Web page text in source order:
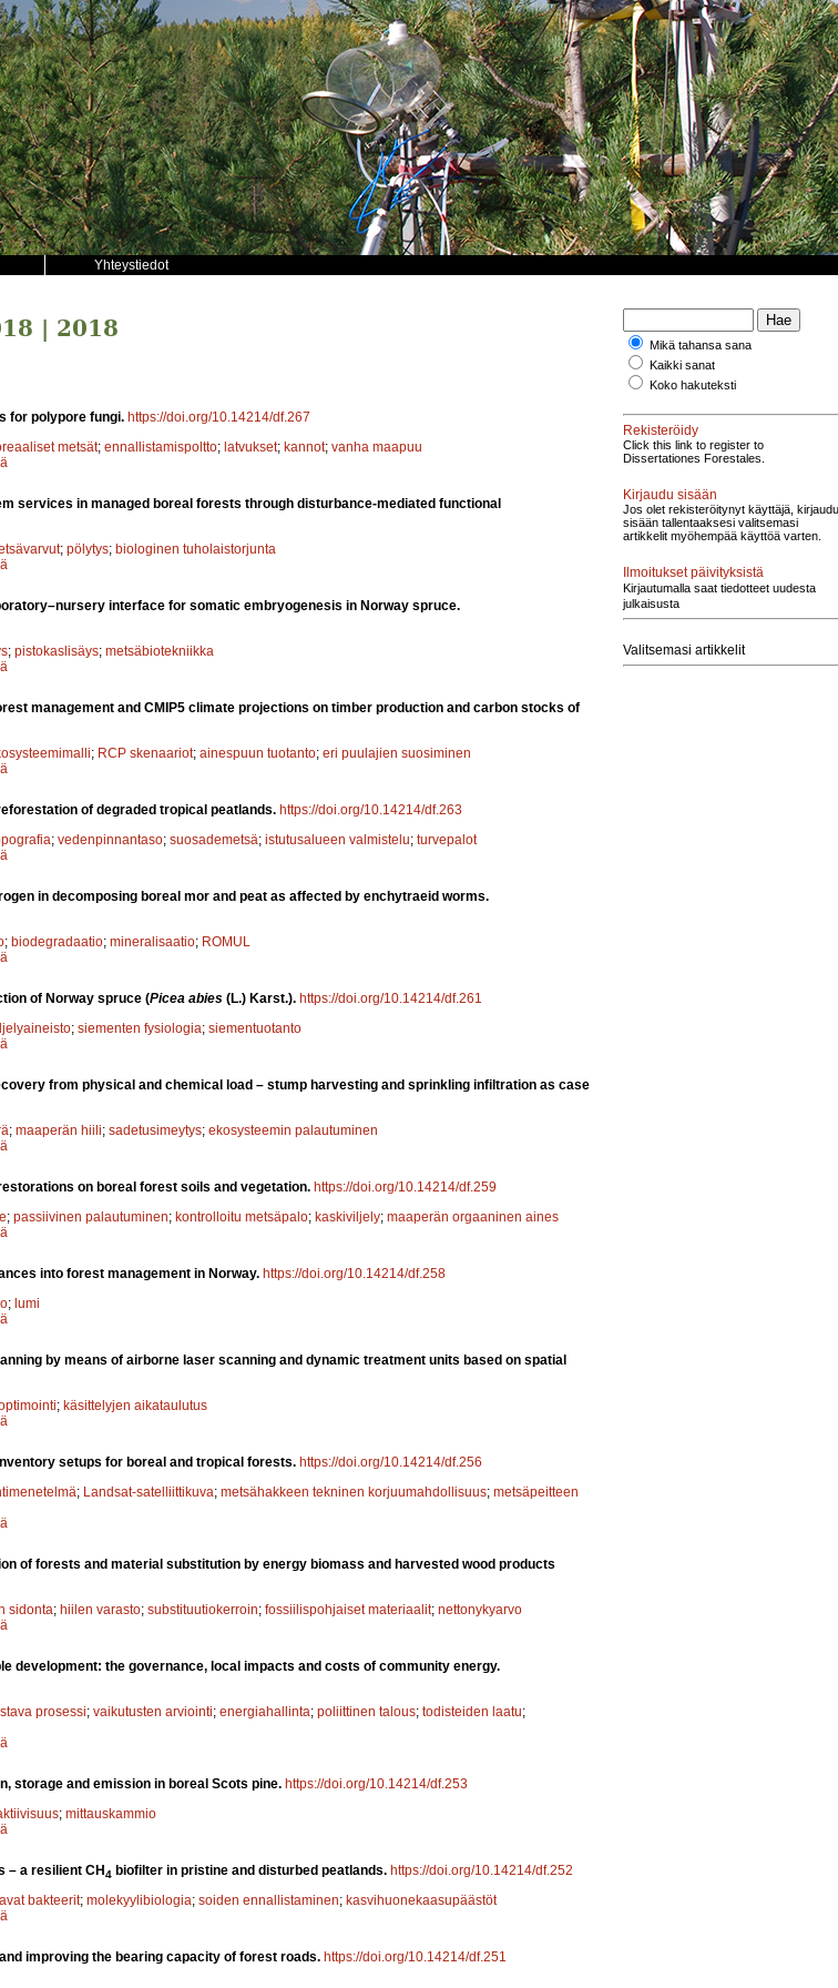
Yhteystiedot
| 2018
for polypore fungi. https://doi.org/10.14214/df.267
metsät; ennallistamispoltto; latvukset; kannot; vanha maapuu
services in managed boreal forests through disturbance-mediated functional
; pölytys; biologinen tuholaistorjunta
interface for somatic embryogenesis in Norway spruce.
; pistokaslisäys; metsäbiotekniikka
management and CMIP5 climate projections on timber production and carbon stocks of
; RCP skenaariot; ainespuun tuotanto; eri puulajien suosiminen
of degraded tropical peatlands. https://doi.org/10.14214/df.263
; vedenpinnantaso; suosademetsä; istutusalueen valmistelu; turvepalot
in decomposing boreal mor and peat as affected by enchytraeid worms.
; biodegradaatio; mineralisaatio; ROMUL
of Norway spruce (Picea abies (L.) Karst.). https://doi.org/10.14214/df.261
; siementen fysiologia; siementuotanto
from physical and chemical load – stump harvesting and sprinkling infiltration as case
; maaperän hiili; sadetusimeytys; ekosysteemin palautuminen
on boreal forest soils and vegetation. https://doi.org/10.14214/df.259
; passiivinen palautuminen; kontrolloitu metsäpalo; kaskiviljely; maaperän orgaaninen aines
into forest management in Norway. https://doi.org/10.14214/df.258
; lumi
by means of airborne laser scanning and dynamic treatment units based on spatial
; käsittelyjen aikataulutus
setups for boreal and tropical forests. https://doi.org/10.14214/df.256
; Landsat-satelliittikuva; metsähakkeen tekninen korjuumahdollisuus; metsäpeitteen
of forests and material substitution by energy biomass and harvested wood products
sidonta; hiilen varasto; substituutiokerroin; fossiilispohjaiset materiaalit; nettonykyarvo
development: the governance, local impacts and costs of community energy.
prosessi; vaikutusten arviointi; energiahallinta; poliittinen talous; todisteiden laatu;
storage and emission in boreal Scots pine. https://doi.org/10.14214/df.253
; mittauskammio
– a resilient CH4 biofilter in pristine and disturbed peatlands. https://doi.org/10.14214/df.252
bakteerit; molekyylibiologia; soiden ennallistaminen; kasvihuonekaasupäästöt
improving the bearing capacity of forest roads. https://doi.org/10.14214/df.251
Mikä tahansa sana
Kaikki sanat
Koko hakuteksti
Rekisteröidy
Click this link to register to
Dissertationes Forestales.
Kirjaudu sisään
Jos olet rekisteröitynyt käyttäjä, kirjaudu
sisään tallentaaksesi valitsemasi
artikkelit myöhempää käyttöä varten.
Ilmoitukset päivityksistä
Kirjautumalla saat tiedotteet uudesta
julkaisusta
Valitsemasi artikkelit